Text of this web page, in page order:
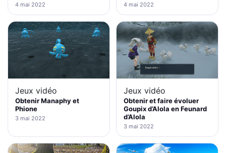
4 mai 2022 4 mai 2022
Jeux vidéo
Obtenir Manaphy et
Phione
3 mai 2022
Jeux vidéo
Obtenir et faire évoluer
Goupix d’Alola en Feunard
d’Alola
3 mai 2022